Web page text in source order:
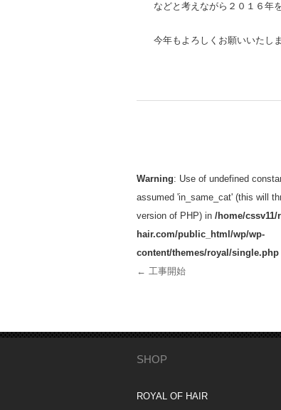
などと考えながら２０１６年
今年もよろしくお願いいたし
Warning: Use of undefined
assumed 'in_same_cat' (this will
version of PHP) in /home/cssv11/
hair.com/public_html/wp/wp-
content/themes/royal/single.php
← 工事開始
SHOP
ROYAL OF HAIR